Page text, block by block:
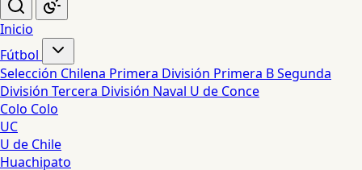
Inicio
Fútbol
Selección Chilena Primera División Primera BSegunda
División Tercera División Naval U de Conce
Colo Colo
UC
U de Chile
Huachipato